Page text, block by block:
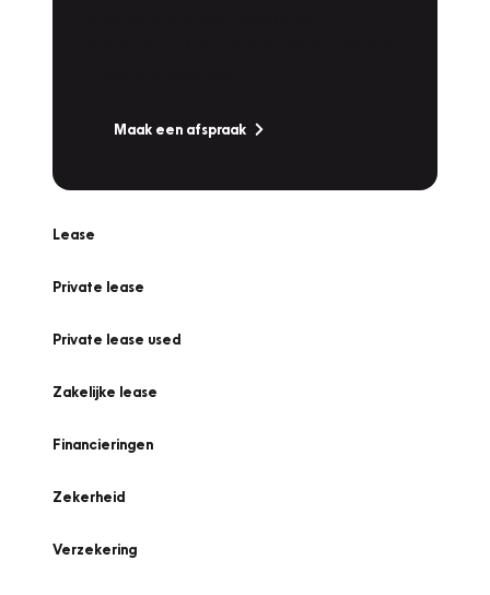
Maak een afspraak
Lease
Private lease
Private lease used
Zakelijke lease
Financieringen
Zekerheid
Verzekering